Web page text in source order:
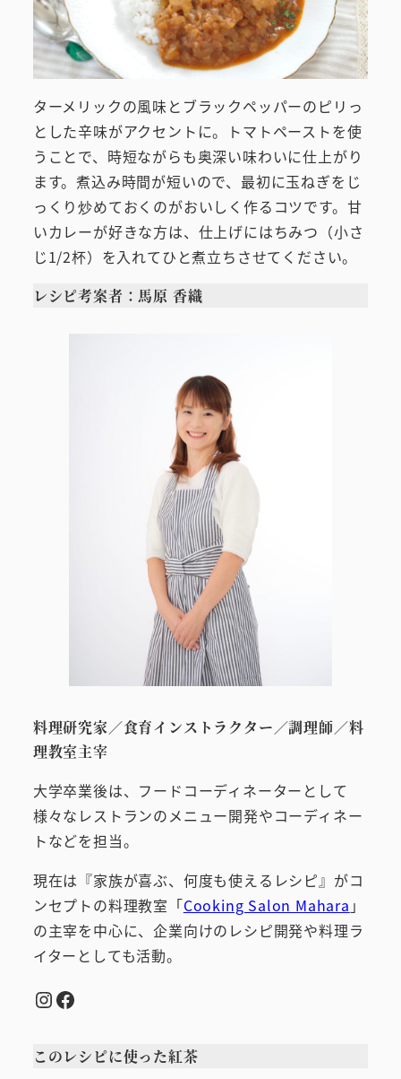
ターメリックの風味とブラックペッパーのピリっ
とした辛味がアクセントに。トマトペーストを使
うことで、時短ながらも奥深い味わいに仕上がり
ます。煮込み時間が短いので、最初に玉ねぎをじ
っくり炒めておくのがおいしく作るコツです。甘
いカレーが好きな方は、仕上げにはちみつ（小さ
じ1/2杯）を入れてひと煮立ちさせてください。
レシピ考案者：馬原 香織
料理研究家／食育インストラクター／調理師／料
理教室主宰
大学卒業後は、フードコーディネーターとして
様々なレストランのメニュー開発やコーディネー
トなどを担当。
現在は『家族が喜ぶ、何度も使えるレシピ』がコ
ンセプトの料理教室「Cooking Salon Mahara 」
の主宰を中心に、企業向けのレシピ開発や料理ラ
イターとしても活動。
InstagramFacebook
このレシピに使った紅茶